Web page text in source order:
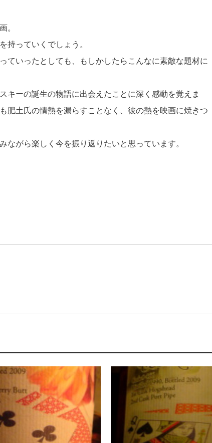
。
持っていくでしょう。
ていったとしても、もしかしたらこんなに素敵な題材に
キーの誕生の物語に出会えたことに深く感動を覚えま
肥土氏の情熱を漏らすことなく、彼の熱を映画に焼きつ
がら楽しく今を振り返りたいと思っています。